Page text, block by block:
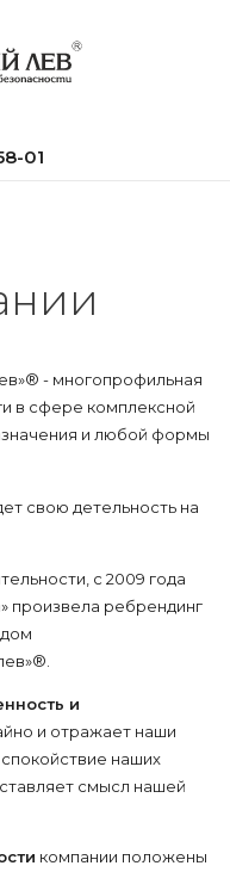
01
- многопрофильная
в сфере комплексной
и любой формы
свою детельность на
с 2009 года
произвела ребрендинг
и
и отражает наши
наших
смысл нашей
компании положены